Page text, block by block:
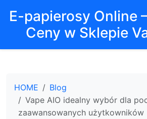
E-papierosy Online
Ceny w Sklepie
HOME
Blog
Vape AIO idealny wybór dla
zaawansowanych użytkowników